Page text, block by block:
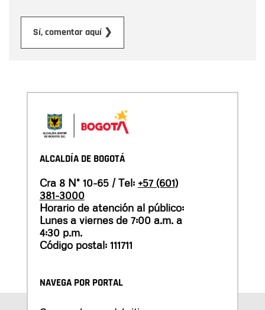
Sí, comentar aquí ❯
ALCALDÍA DE BOGOTÁ
Cra 8 N° 10-65 / Tel: +57 (601)
381-3000
Horario de atención al público:
Lunes a viernes de 7:00 a.m. a
4:30 p.m.
Código postal: 111711
NAVEGA POR PORTAL